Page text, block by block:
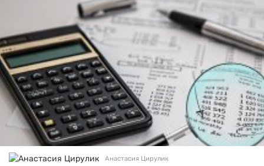
Анастасия Цирулик